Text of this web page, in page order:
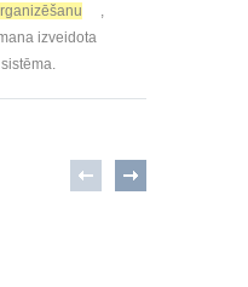
,
izveidota
sistēma.